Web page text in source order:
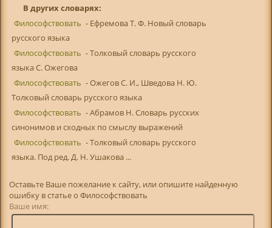
В других словарях:
Философствовать - Ефремова Т. Ф. Новый словарь
русского языка
Философствовать - Толковый словарь русского
языка С. Ожегова
Философствовать - Ожегов С. И., Шведова Н. Ю.
Толковый словарь русского языка
Философствовать - Абрамов Н. Словарь русских
синонимов и сходных по смыслу выражений
Философствовать - Толковый словарь русского
языка. Под ред. Д. Н. Ушакова ...
Оставьте Ваше пожелание к сайту, или опишите найденную
ошибку в статье о Философствовать
Ваше имя: